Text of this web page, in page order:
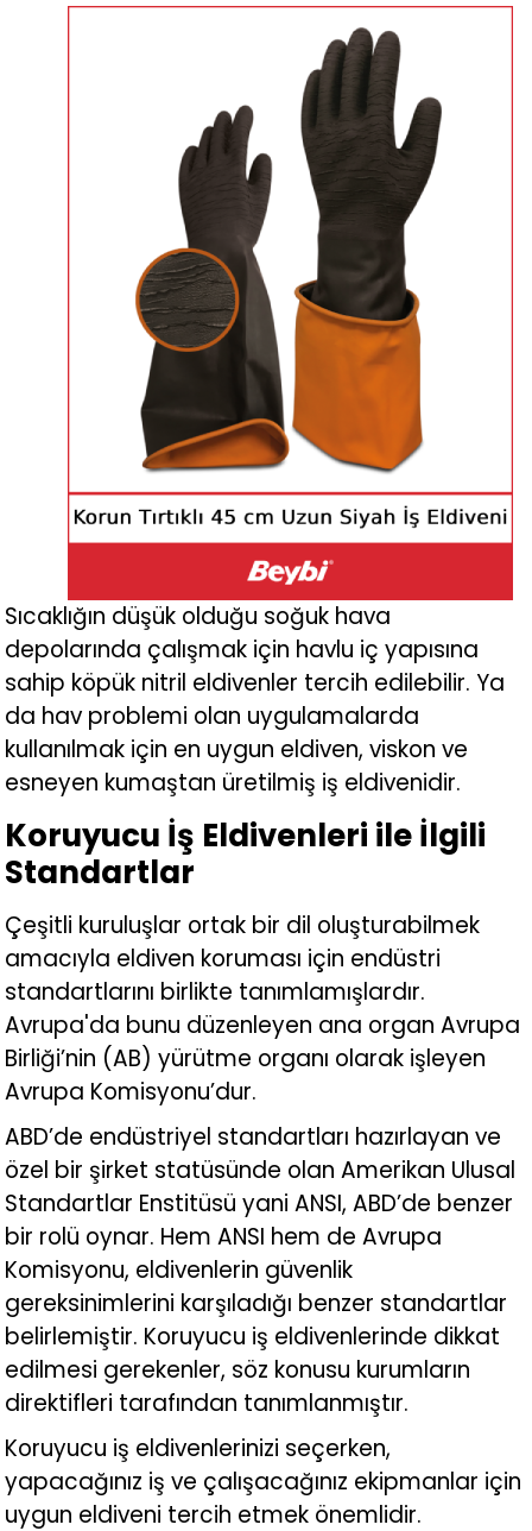
Sıcaklığın düşük olduğu soğuk hava
depolarında çalışmak için havlu iç yapısına
sahip köpük nitril eldivenler tercih edilebilir. Ya
da hav problemi olan uygulamalarda
kullanılmak için en uygun eldiven, viskon ve
esneyen kumaştan üretilmiş iş eldivenidir.
Koruyucu İş Eldivenleri ile İlgili
Standartlar
Çeşitli kuruluşlar ortak bir dil oluşturabilmek
amacıyla eldiven koruması için endüstri
standartlarını birlikte tanımlamışlardır.
Avrupa'da bunu düzenleyen ana organ Avrupa
Birliği’nin (AB) yürütme organı olarak işleyen
Avrupa Komisyonu’dur.
ABD’de endüstriyel standartları hazırlayan ve
özel bir şirket statüsünde olan Amerikan Ulusal
Standartlar Enstitüsü yani ANSI, ABD’de benzer
bir rolü oynar. Hem ANSI hem de Avrupa
Komisyonu, eldivenlerin güvenlik
gereksinimlerini karşıladığı benzer standartlar
belirlemiştir. Koruyucu iş eldivenlerinde dikkat
edilmesi gerekenler, söz konusu kurumların
direktifleri tarafından tanımlanmıştır.
Koruyucu iş eldivenlerinizi seçerken,
yapacağınız iş ve çalışacağınız ekipmanlar için
uygun eldiveni tercih etmek önemlidir.